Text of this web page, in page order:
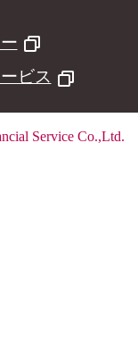
ビス
Service Co.,Ltd.